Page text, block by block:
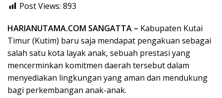
Post Views: 893
HARIANUTAMA.COM SANGATTA – Kabupaten Kutai
Timur (Kutim) baru saja mendapat pengakuan sebagai
salah satu kota layak anak, sebuah prestasi yang
mencerminkan komitmen daerah tersebut dalam
menyediakan lingkungan yang aman dan mendukung
bagi perkembangan anak-anak.